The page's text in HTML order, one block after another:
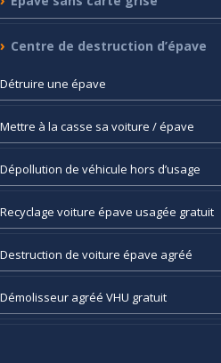
Centre de destruction d’épave
Détruire une épave
Mettre à la casse sa voiture / épave
Dépollution de véhicule hors d’usage
Recyclage voiture épave usagée gratuit
Destruction de voiture épave agréé
Démolisseur agréé VHU gratuit